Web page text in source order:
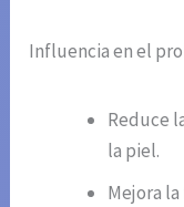
Influencia en el
Reduce
la piel.
Mejora